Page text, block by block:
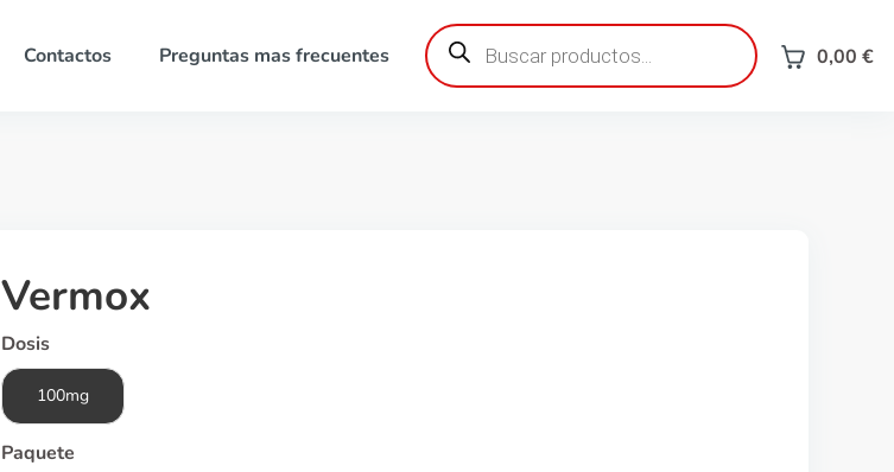
Contactos Preguntas mas frecuentes
Búsqueda
de
productos 0,00 €
Vermox
Dosis
100mg
Paquete